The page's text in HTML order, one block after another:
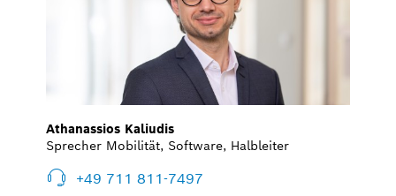
Athanassios Kaliudis
Sprecher Mobilität, Software, Halbleiter
+49 711 811-7497